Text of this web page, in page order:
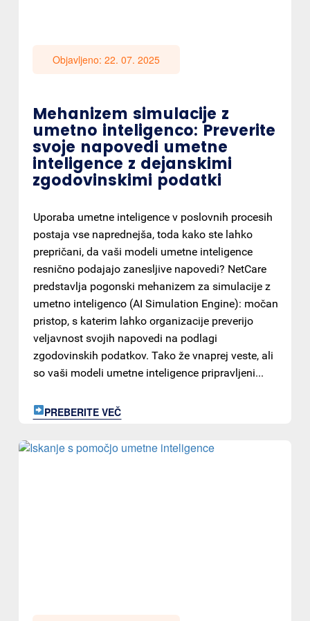
Objavljeno: 22. 07. 2025
Mehanizem simulacije z
umetno inteligenco: Preverite
svoje napovedi umetne
inteligence z dejanskimi
zgodovinskimi podatki
Uporaba umetne inteligence v poslovnih procesih
postaja vse naprednejša, toda kako ste lahko
prepričani, da vaši modeli umetne inteligence
resnično podajajo zanesljive napovedi? NetCare
predstavlja pogonski mehanizem za simulacije z
umetno inteligenco (AI Simulation Engine): močan
pristop, s katerim lahko organizacije preverijo
veljavnost svojih napovedi na podlagi
zgodovinskih podatkov. Tako že vnaprej veste, ali
so vaši modeli umetne inteligence pripravljeni...
PREBERITE VEČ